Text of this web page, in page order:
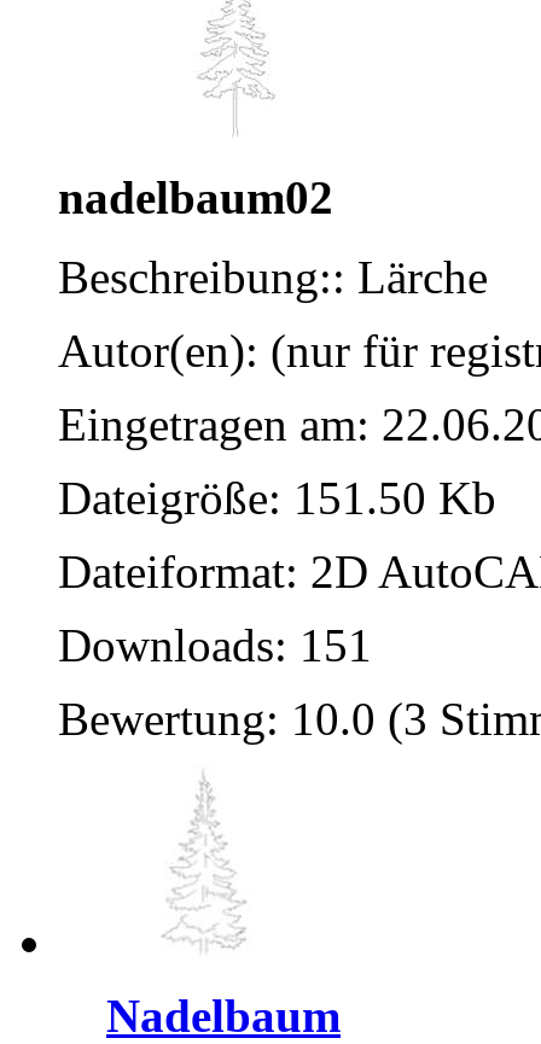
nadelbaum02
Beschreibung:: Lärche
Autor(en): (nur für
Eingetragen am:
Dateigröße: 151.50 Kb
Dateiformat: 2D
Downloads: 151
Bewertung: 10.0 (3
Nadelbaum